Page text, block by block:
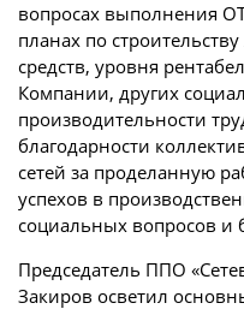
вопросах выполнения
планах по
средств, уровня
Компании, других
производительности
благодарности
сетей за проделанную
успехов в
социальных вопросов и
Председатель ППО
Закиров осветил